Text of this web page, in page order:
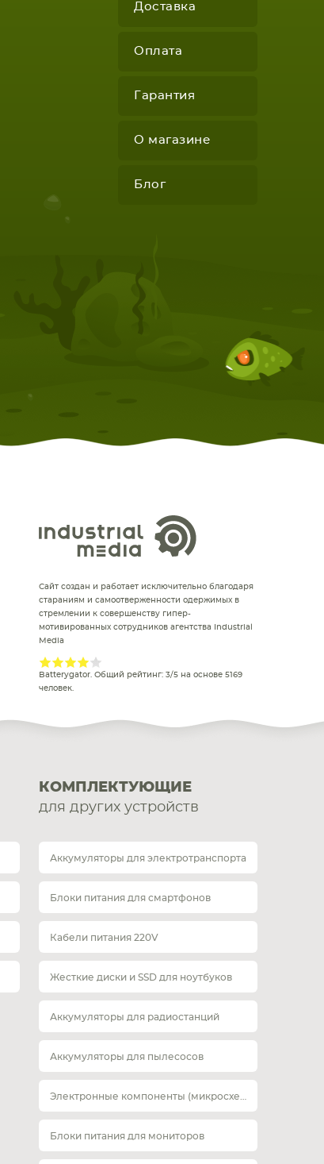
Доставка
Оплата
Гарантия
О магазине
Блог
Сайт создан и работает исключительно благодаря
стараниям и самоотверженности одержимых в
стремлении к совершенству гипер-
мотивированных сотрудников агентства Industrial
Media
Batterygator. Общий рейтинг: 3/5 на основе 5169
человек.
КОМПЛЕКТУЮЩИЕ
для других устройств
Аккумуляторы для электротранспорта
Блоки питания для смартфонов
Кабели питания 220V
Жесткие диски и SSD для ноутбуков
Аккумуляторы для радиостанций
Аккумуляторы для пылесосов
Блоки питания для мониторов